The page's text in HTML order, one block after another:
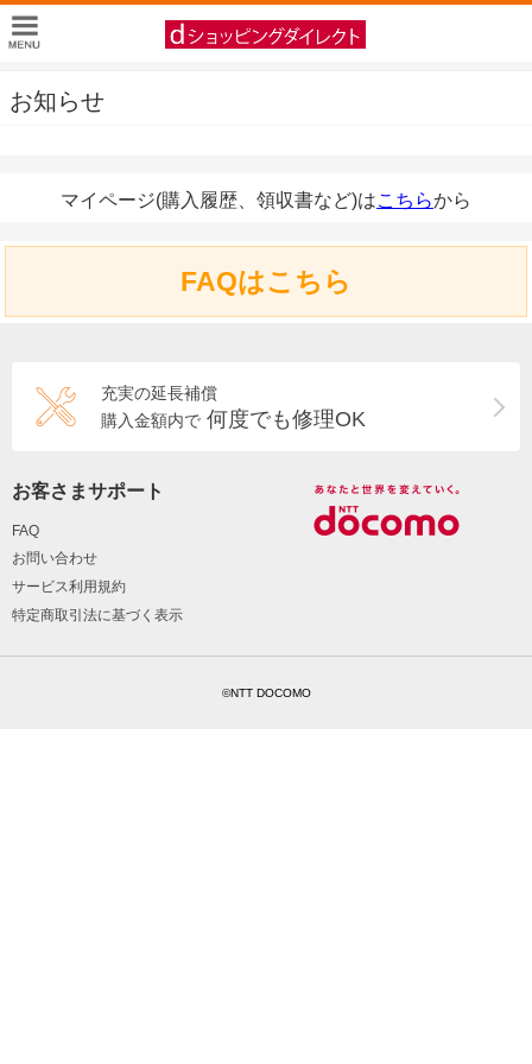
お知らせ
マイページ(購入履歴、領収書など)はこちらから
FAQはこちら
充実の延長補償
購入金額内で 何度でも修理OK
お客さまサポート
FAQ
お問い合わせ
サービス利用規約
特定商取引法に基づく表示
©NTT DOCOMO